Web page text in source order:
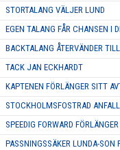
STORTALANG VÄLJER LUND
EGEN TALANG FÅR CHANSEN I
BACKTALANG ÅTERVÄNDER
TACK JAN ECKHARDT
KAPTENEN FÖRLÄNGER SITT
STOCKHOLMSFOSTRAD
SPEEDIG FORWARD
PASSNINGSSÄKER LUNDA-SON